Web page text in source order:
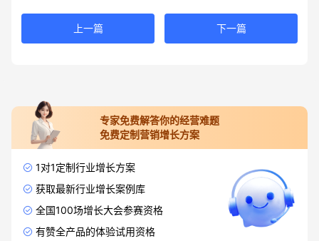
上一篇 下一篇
专家免费解答你的经营难题
免费定制营销增长方案
1对1定制行业增长方案
获取最新行业增长案例库
全国100场增长大会参赛资格
有赞全产品的体验试用资格